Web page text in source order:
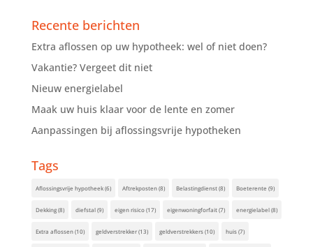
Recente berichten
Extra aflossen op uw hypotheek: wel of niet doen?
Vakantie? Vergeet dit niet
Nieuw energielabel
Maak uw huis klaar voor de lente en zomer
Aanpassingen bij aflossingsvrije hypotheken
Tags
Aflossingsvrije hypotheek(6) Aftrekposten(8) Belastingdienst(8) Boeterente (9)
Dekking(8) diefstal(9) eigen risico(17) eigenwoningforfait(7) energielabel(8)
Extra aflossen(10) geldverstrekker(13) geldverstrekkers(10) huis(7)